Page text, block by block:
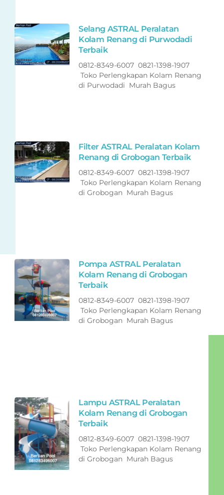
Selang ASTRAL Peralatan
Kolam Renang di Purwodadi
Terbaik
0812-8349-6007 0821-1398-1907
Toko Perlengkapan Kolam Renang
di Purwodadi Murah Bagus
Filter ASTRAL Peralatan Kolam
Renang di Grobogan Terbaik
0812-8349-6007 0821-1398-1907
Toko Perlengkapan Kolam Renang
di Grobogan Murah Bagus
Pompa ASTRAL Peralatan
Kolam Renang di Grobogan
Terbaik
0812-8349-6007 0821-1398-1907
Toko Perlengkapan Kolam Renang
di Grobogan Murah Bagus
Lampu ASTRAL Peralatan
Kolam Renang di Grobogan
Terbaik
0812-8349-6007 0821-1398-1907
Toko Perlengkapan Kolam Renang
di Grobogan Murah Bagus